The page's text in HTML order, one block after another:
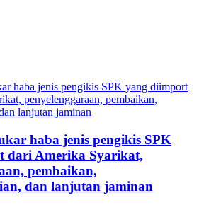
haba jenis pengikis SPK
dari Amerika Syarikat,
pembaikan,
dan lanjutan jaminan